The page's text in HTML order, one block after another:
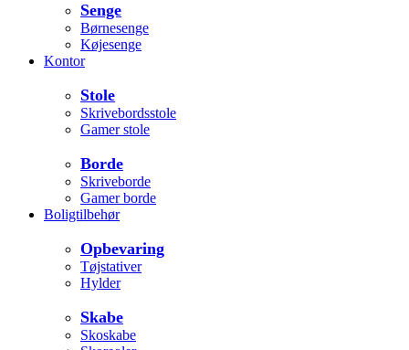
Senge
Børnesenge
Køjesenge
Kontor
Stole
Skrivebordsstole
Gamer stole
Borde
Skriveborde
Gamer borde
Boligtilbehør
Opbevaring
Tøjstativer
Hylder
Skabe
Skoskabe